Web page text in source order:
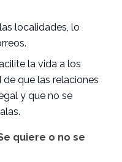
localidades, lo
la vida a los
que las relaciones
y que no se
quiere o no se